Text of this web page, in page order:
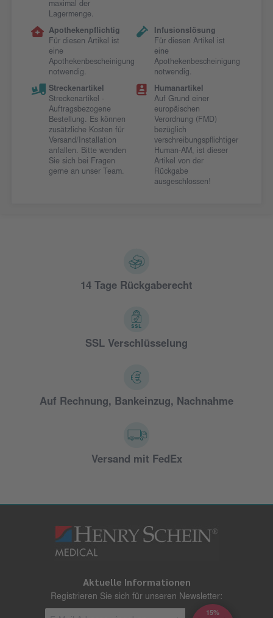
maximal der
Lagermenge.
Apothekenpflichtig
Für diesen Artikel ist
eine
Apothekenbescheinigung
notwendig.
Infusionslösung
Für diesen Artikel ist
eine
Apothekenbescheinigung
notwendig.
Streckenartikel
Streckenartikel -
Auftragsbezogene
Bestellung. Es können
zusätzliche Kosten für
Versand/Installation
anfallen. Bitte wenden
Sie sich bei Fragen
gerne an unser Team.
Humanartikel
Auf Grund einer
europäischen
Verordnung (FMD)
bezüglich
verschreibungspflichtiger
Human-AM, ist dieser
Artikel von der
Rückgabe
ausgeschlossen!
14 Tage Rückgaberecht
SSL Verschlüsselung
Auf Rechnung, Bankeinzug, Nachnahme
Versand mit FedEx
Aktuelle Informationen
Registrieren Sie sich für unseren Newsletter:
15%